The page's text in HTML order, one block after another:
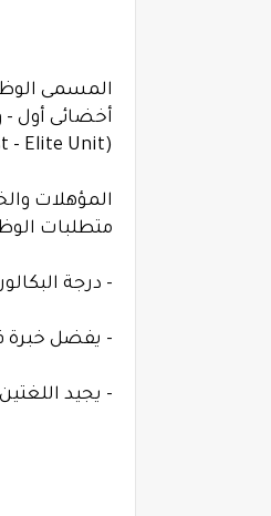
المسمى
أخضائى أول -
(Senior Specialist - Elite Unit)
المؤهلات
متطلبات
- درجة
- يفضل خبرة
- يجيد